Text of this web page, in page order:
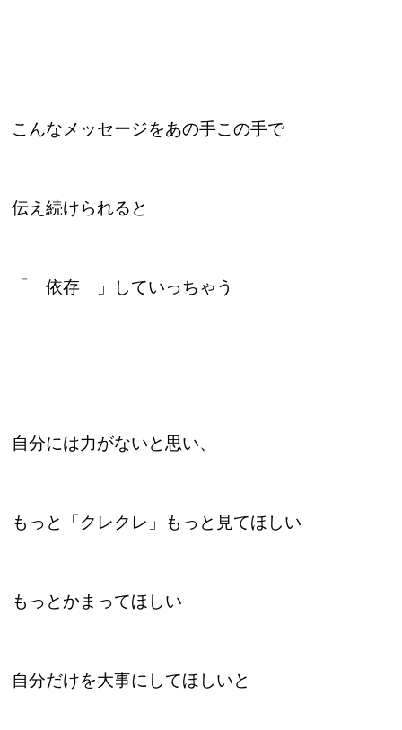
こんなメッセージをあの手この手で
伝え続けられると
「 依存 」していっちゃう
自分には力がないと思い、
もっと「クレクレ」もっと見てほしい
もっとかまってほしい
自分だけを大事にしてほしいと